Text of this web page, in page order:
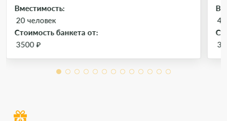
Вместимость:
20 человек
Стоимость банкета от:
3500 ₽